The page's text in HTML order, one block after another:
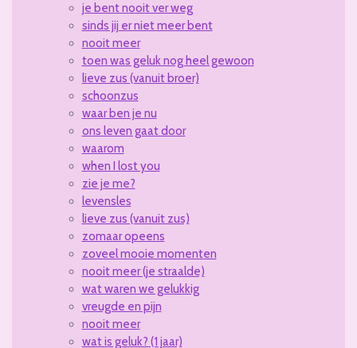
je bent nooit ver weg
sinds jij er niet meer bent
nooit meer
toen was geluk nog heel gewoon
lieve zus (vanuit broer)
schoonzus
waar ben je nu
ons leven gaat door
waarom
when I lost you
zie je me?
levensles
lieve zus (vanuit zus)
zomaar opeens
zoveel mooie momenten
nooit meer (je straalde)
wat waren we gelukkig
vreugde en pijn
nooit meer
wat is geluk? (1 jaar)